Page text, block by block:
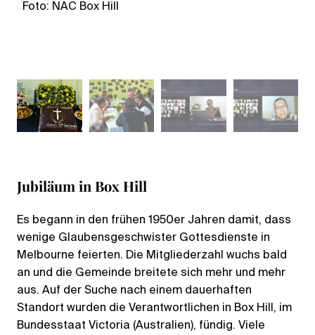
Foto: NAC Box Hill
Jubiläum in Box Hill
Es begann in den frühen 1950er Jahren damit, dass
wenige Glaubensgeschwister Gottesdienste in
Melbourne feierten. Die Mitgliederzahl wuchs bald
an und die Gemeinde breitete sich mehr und mehr
aus. Auf der Suche nach einem dauerhaften
Standort wurden die Verantwortlichen in Box Hill, im
Bundesstaat Victoria (Australien), fündig. Viele